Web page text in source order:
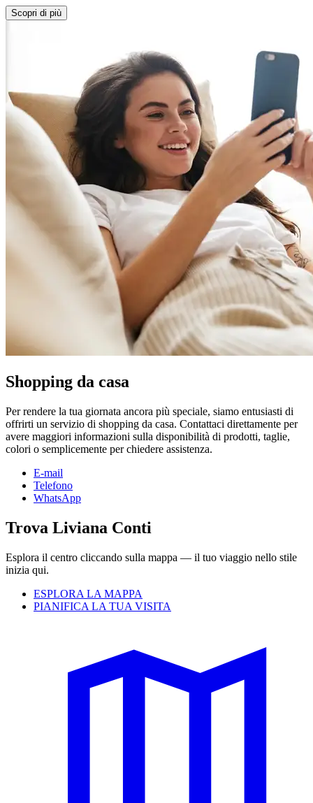
Scopri di più
Shopping da casa
Per rendere la tua giornata ancora più speciale, siamo entusiasti di
offrirti un servizio di shopping da casa. Contattaci direttamente per
avere maggiori informazioni sulla disponibilità di prodotti, taglie,
colori o semplicemente per chiedere assistenza.
E-mail
Telefono
WhatsApp
Trova Liviana Conti
Esplora il centro cliccando sulla mappa — il tuo viaggio nello stile
inizia qui.
ESPLORA LA MAPPA
PIANIFICA LA TUA VISITA